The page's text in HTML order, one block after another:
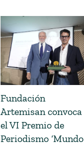
Fundación
Artemisan convoca
el VI Premio de
Periodismo ‘Mundo